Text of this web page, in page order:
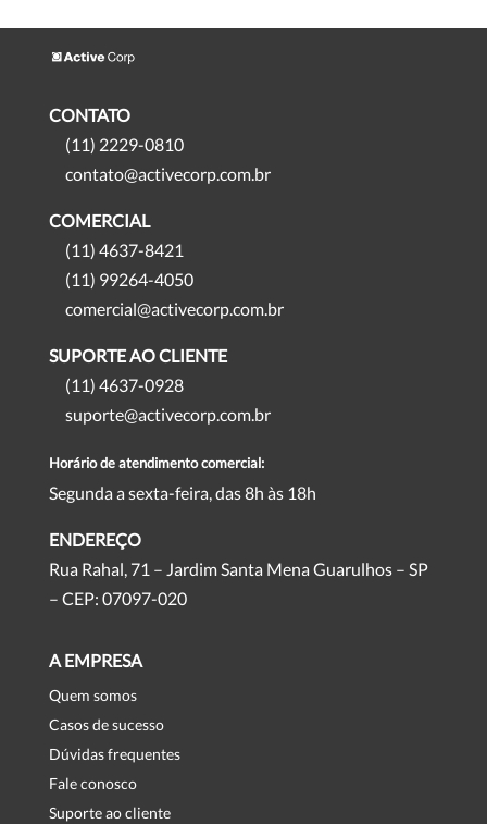
CONTATO
(11) 2229-0810
contato@activecorp.com.br
COMERCIAL
(11) 4637-8421
(11) 99264-4050
comercial@activecorp.com.br
SUPORTE AO CLIENTE
(11) 4637-0928
suporte@activecorp.com.br
Horário de atendimento comercial:
Segunda a sexta-feira, das 8h às 18h
ENDEREÇO
Rua Rahal, 71 – Jardim Santa Mena Guarulhos – SP
– CEP: 07097-020
A EMPRESA
Quem somos
Casos de sucesso
Dúvidas frequentes
Fale conosco
Suporte ao cliente